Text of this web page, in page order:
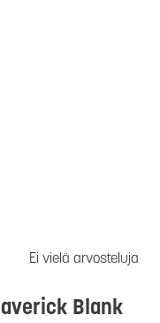
Ei vielä arvosteluja
Blank